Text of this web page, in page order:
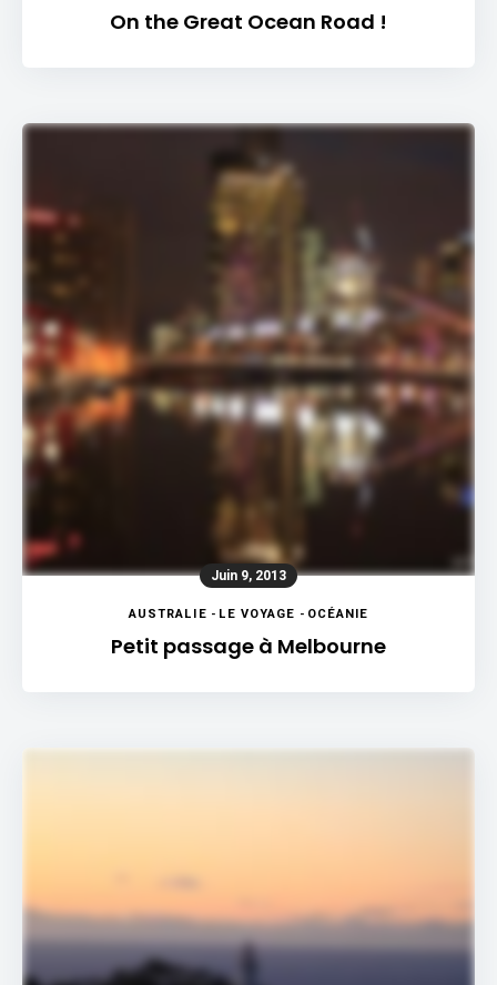
On the Great Ocean Road !
Juin 9, 2013
AUSTRALIE - LE VOYAGE - OCÉANIE
Petit passage à Melbourne